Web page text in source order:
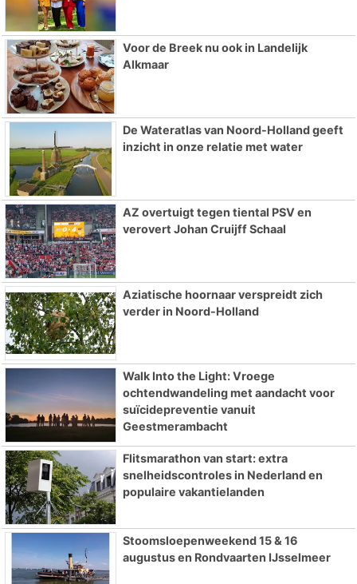
Voor de Breek nu ook in Landelijk
Alkmaar
De Wateratlas van Noord-Holland geeft
inzicht in onze relatie met water
AZ overtuigt tegen tiental PSV en
verovert Johan Cruijff Schaal
Aziatische hoornaar verspreidt zich
verder in Noord-Holland
Walk Into the Light: Vroege
ochtendwandeling met aandacht voor
suïcidepreventie vanuit
Geestmerambacht
Flitsmarathon van start: extra
snelheidscontroles in Nederland en
populaire vakantielanden
Stoomsloepenweekend 15 & 16
augustus en Rondvaarten IJsselmeer